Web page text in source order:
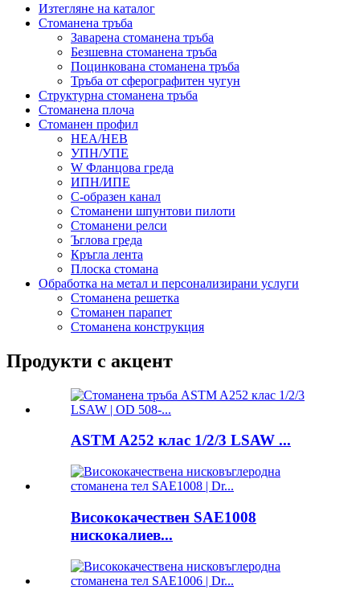
Изтегляне на каталог
Стоманена тръба
Заварена стоманена тръба
Безшевна стоманена тръба
Поцинкована стоманена тръба
Тръба от сферографитен чугун
Структурна стоманена тръба
Стоманена плоча
Стоманен профил
HEA/HEB
УПН/УПЕ
W Фланцова греда
ИПН/ИПЕ
C-образен канал
Стоманени шпунтови пилоти
Стоманени релси
Ъглова греда
Кръгла лента
Плоска стомана
Обработка на метал и персонализирани услуги
Стоманена решетка
Стоманен парапет
Стоманена конструкция
Продукти с акцент
ASTM A252 клас 1/2/3 LSAW ...
Висококачествен SAE1008
нискокалиев...